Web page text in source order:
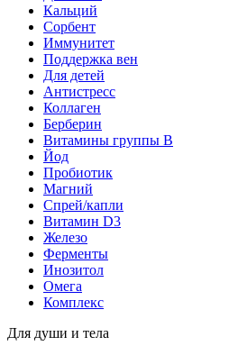
Кальций
Сорбент
Иммунитет
Поддержка вен
Для детей
Антистресс
Коллаген
Берберин
Витамины группы B
Йод
Пробиотик
Магний
Спрей/капли
Витамин D3
Железо
Ферменты
Инозитол
Омега
Комплекс
Для души и тела